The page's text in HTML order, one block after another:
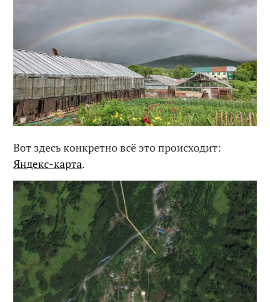
Вот здесь конкретно всё это происходит:
Яндекс-карта.